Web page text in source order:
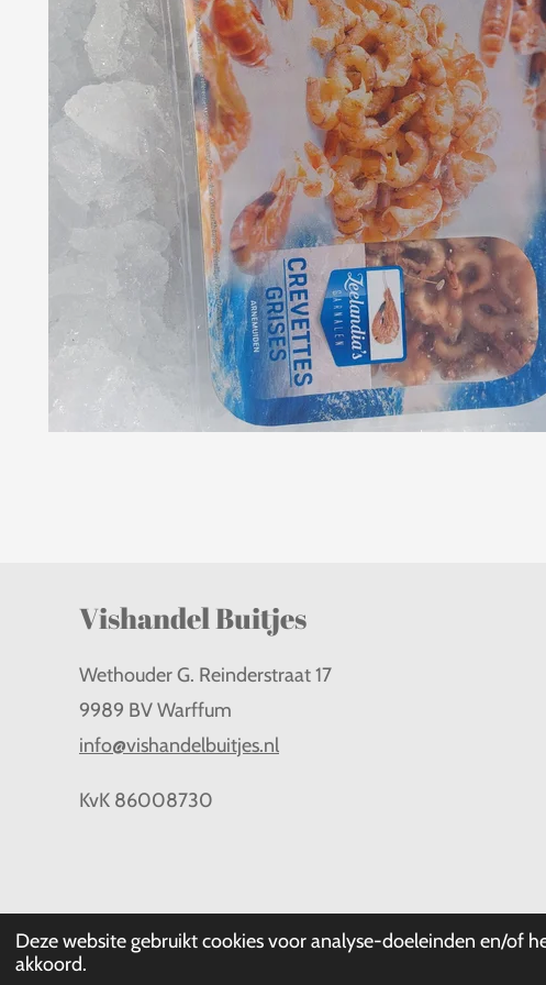
Deze website gebruikt cookies voor analyse-doeleinden en/of
akkoord.
Vishandel Buitjes
Wethouder G. Reinderstraat 17
9989 BV Warffum
info@vishandelbuitjes.nl
KvK 86008730
© 2022 - 2026